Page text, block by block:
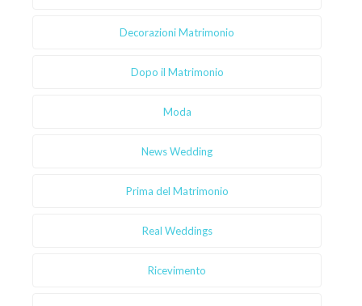
Decorazioni Matrimonio
Dopo il Matrimonio
Moda
News Wedding
Prima del Matrimonio
Real Weddings
Ricevimento